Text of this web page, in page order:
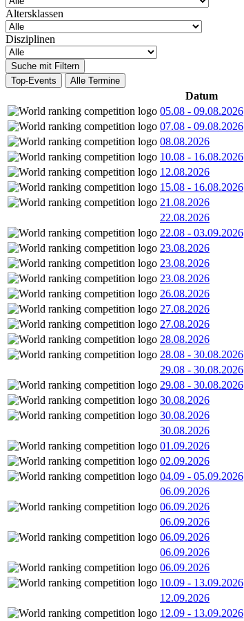
Altersklassen
Disziplinen
Suche mit Filtern
Top-Events
Alle Termine
Datum
05.08 - 09.08.2026
07.08 - 09.08.2026
08.08.2026
10.08 - 16.08.2026
12.08.2026
15.08 - 16.08.2026
21.08.2026
22.08.2026
22.08 - 03.09.2026
23.08.2026
23.08.2026
23.08.2026
26.08.2026
27.08.2026
27.08.2026
28.08.2026
28.08 - 30.08.2026
29.08 - 30.08.2026
29.08 - 30.08.2026
30.08.2026
30.08.2026
30.08.2026
01.09.2026
02.09.2026
04.09 - 05.09.2026
06.09.2026
06.09.2026
06.09.2026
06.09.2026
06.09.2026
06.09.2026
10.09 - 13.09.2026
12.09.2026
12.09 - 13.09.2026